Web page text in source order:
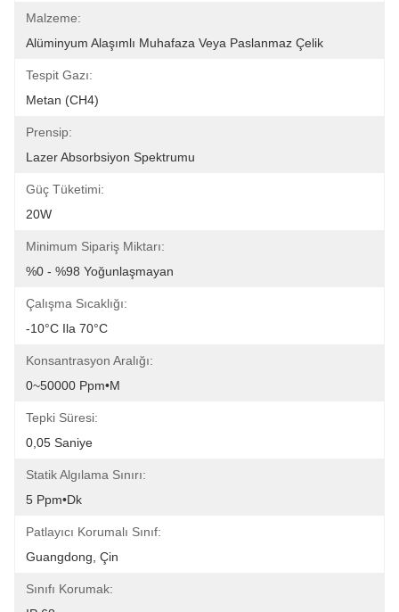
Malzeme:
Alüminyum Alaşımlı Muhafaza Veya Paslanmaz Çelik
Tespit Gazı:
Metan (CH4)
Prensip:
Lazer Absorbsiyon Spektrumu
Güç Tüketimi:
20W
Minimum Sipariş Miktarı:
%0 - %98 Yoğunlaşmayan
Çalışma Sıcaklığı:
-10°C Ila 70°C
Konsantrasyon Aralığı:
0~50000 Ppm•m
Tepki Süresi:
0,05 Saniye
Statik Algılama Sınırı:
5 Ppm•dk
Patlayıcı Korumalı Sınıf:
Guangdong, Çin
Sınıfı Korumak: